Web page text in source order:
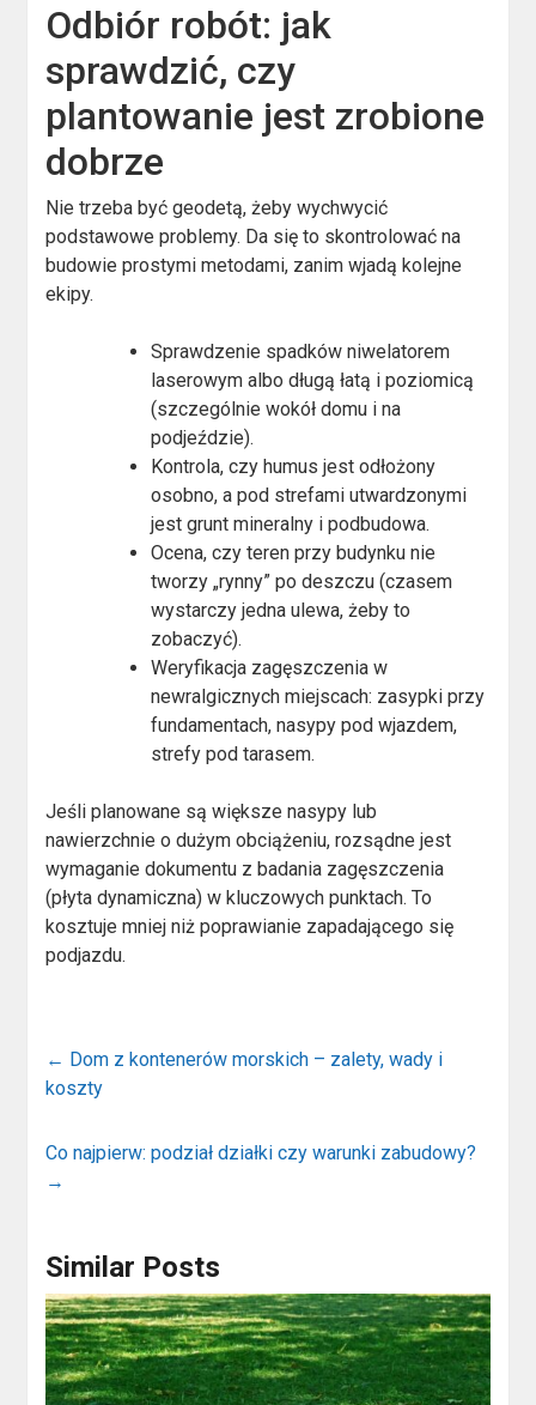
Odbiór robót: jak
sprawdzić, czy
plantowanie jest zrobione
dobrze
Nie trzeba być geodetą, żeby wychwycić
podstawowe problemy. Da się to skontrolować na
budowie prostymi metodami, zanim wjadą kolejne
ekipy.
Sprawdzenie spadków niwelatorem
laserowym albo długą łatą i poziomicą
(szczególnie wokół domu i na
podjeździe).
Kontrola, czy humus jest odłożony
osobno, a pod strefami utwardzonymi
jest grunt mineralny i podbudowa.
Ocena, czy teren przy budynku nie
tworzy „rynny” po deszczu (czasem
wystarczy jedna ulewa, żeby to
zobaczyć).
Weryfikacja zagęszczenia w
newralgicznych miejscach: zasypki przy
fundamentach, nasypy pod wjazdem,
strefy pod tarasem.
Jeśli planowane są większe nasypy lub
nawierzchnie o dużym obciążeniu, rozsądne jest
wymaganie dokumentu z badania zagęszczenia
(płyta dynamiczna) w kluczowych punktach. To
kosztuje mniej niż poprawianie zapadającego się
podjazdu.
← Dom z kontenerów morskich – zalety, wady i
koszty
Co najpierw: podział działki czy warunki zabudowy?
→
Similar Posts